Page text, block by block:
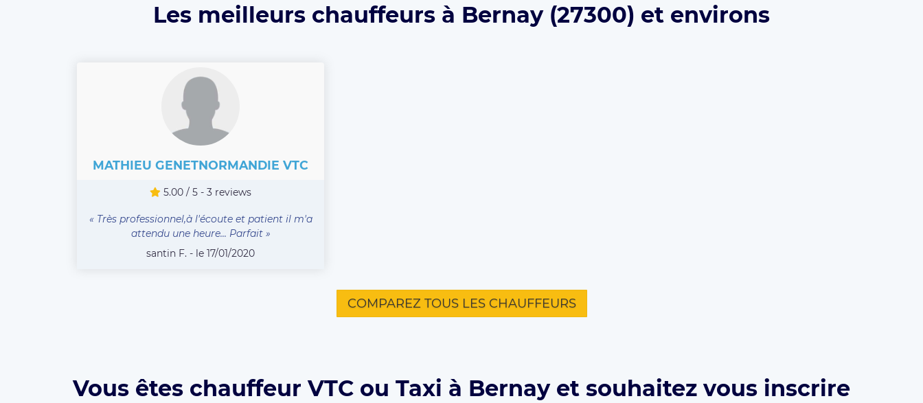
Les meilleurs chauffeurs à Bernay (27300) et environs
MATHIEU GENETNORMANDIE VTC
5.00 / 5 - 3 reviews
« Très professionnel,à l'écoute et patient il m'a
attendu une heure... Parfait »
santin F. - le 17/01/2020
COMPAREZ TOUS LES CHAUFFEURS
Vous êtes chauffeur VTC ou Taxi à Bernay et souhaitez vous inscrire